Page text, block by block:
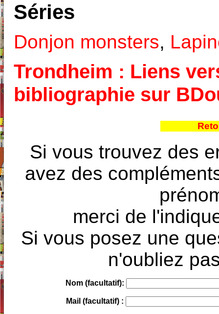
Séries
Donjon monsters,
Trondheim : Liens
bibliographie sur
Si vous trouvez des
avez des
merci de
Si vous posez une
n'oubliez
Nom (facultatif):
Mail (facultatif) :